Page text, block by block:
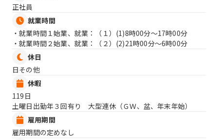
正社員
就業時間
・就業時間１始業、就業：（１） (1)8時00分〜17時00分
・就業時間２始業、就業：（２） (2)21時00分〜6時00分
休日
日その他
休暇
119日
土曜日出勤年３回有り 大型連休（ＧＷ、盆、年末年始）
雇用期間
雇用期間の定めなし